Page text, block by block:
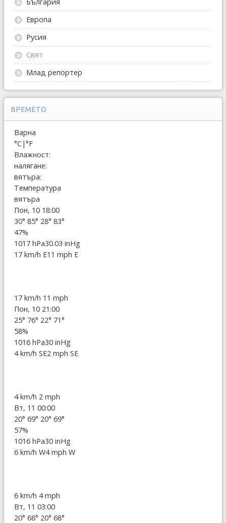
Европа
Русия
Свят
Млад репортер
ВРЕМЕТО
Варна
°C|°F
Влажност:
налягане:
вятъра:
Температура
вятъра
Пон, 10 18:00
30° 85° 28° 83°
47%
1017 hPa30.03 inHg
17 km/h E11 mph E
17 km/h 11 mph
Пон, 10 21:00
25° 76° 22° 71°
58%
1016 hPa30 inHg
4 km/h SE2 mph SE
4 km/h 2 mph
Вт, 11 00:00
20° 69° 20° 69°
57%
1016 hPa30 inHg
6 km/h W4 mph W
6 km/h 4 mph
Вт, 11 03:00
20° 68° 20° 68°